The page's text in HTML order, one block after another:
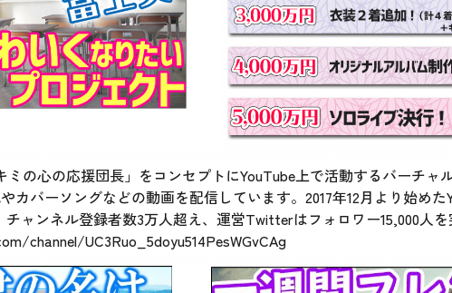
ミの心の応援団長」をコンセプトにYouTube上で活動するバーチャ
カバーソングなどの動画を配信しています。2017年12月より始めた
チャンネル登録者数3万人超え、運営Twitterはフォロワー15,000人
channel/UC3Ruo_5doyu514PesWGvCAg